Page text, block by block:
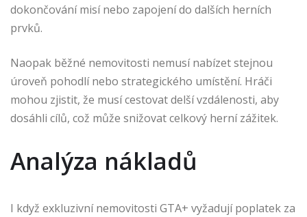
dokončování misí nebo zapojení do dalších herních
prvků.
Naopak běžné nemovitosti nemusí nabízet stejnou
úroveň pohodlí nebo strategického umístění. Hráči
mohou zjistit, že musí cestovat delší vzdálenosti, aby
dosáhli cílů, což může snižovat celkový herní zážitek.
Analýza nákladů
I když exkluzivní nemovitosti GTA+ vyžadují poplatek za